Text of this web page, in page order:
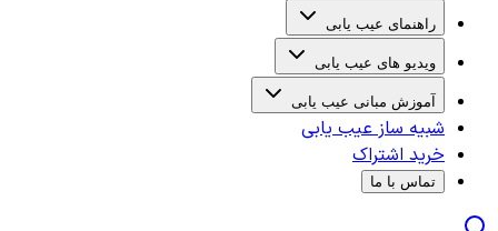
راهنمای عیب یابی
ویدیو های عیب یابی
آموزش مبانی عیب یابی
شبیه ساز عیب یابی
خرید اشتراک
تماس با ما